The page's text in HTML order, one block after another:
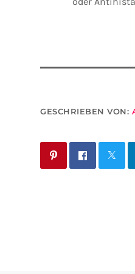
GESCHRIEBEN VON: